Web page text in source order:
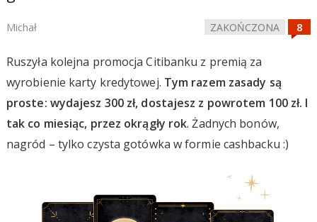
Michał ZAKOŃCZONA
Ruszyła kolejna promocja Citibanku z premią za
wyrobienie karty kredytowej. Tym razem zasady są
proste: wydajesz 300 zł, dostajesz z powrotem 100 zł. I
tak co miesiąc, przez okrągły rok. Żadnych bonów,
nagród – tylko czysta gotówka w formie cashbacku :)